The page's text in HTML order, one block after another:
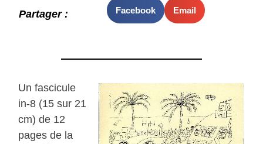
Partager : Facebook Email
Un fascicule
in-8 (15 sur 21
cm) de 12
pages de la